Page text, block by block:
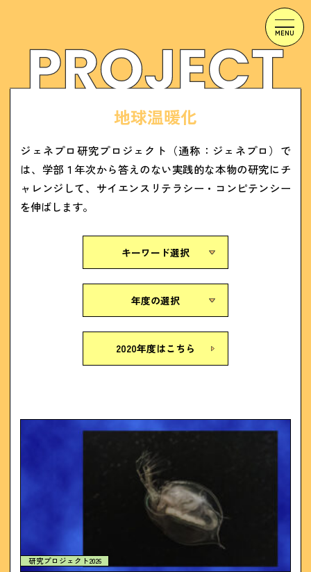
地球温暖化
ジェネプロ研究プロジェクト（通称：ジェネプロ）で
は、学部１年次から答えのない実践的な本物の研究にチ
ャレンジして、サイエンスリテラシー・コンピテンシー
を伸ばします。
キーワード選択
年度の選択
2020年度はこちら
研究プロジェクト2026